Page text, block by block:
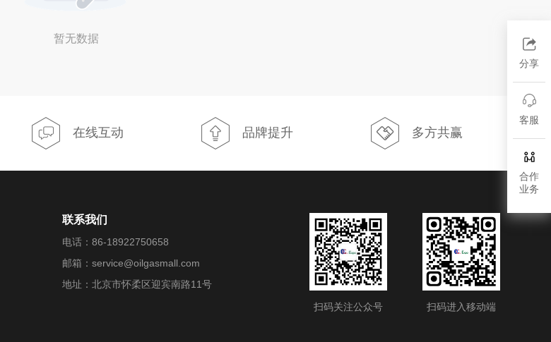
暂无数据
分享
客服
合作
业务
在线互动 品牌提升 多方共赢
联系我们
电话：86-18922750658
邮箱：service@oilgasmall.com
地址：北京市怀柔区迎宾南路11号
扫码关注公众号
扫码进入移动端